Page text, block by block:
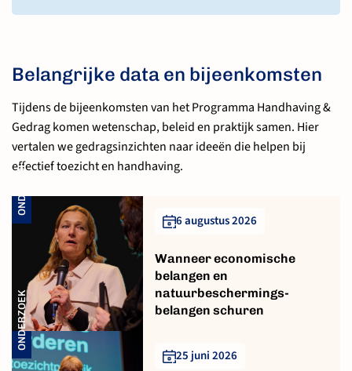
Belangrijke data en bijeenkomsten
Tijdens de bijeenkomsten van het Programma Handhaving &
Gedrag komen wetenschap, beleid en praktijk samen. Hier
vertalen we gedragsinzichten naar ideeën die helpen bij
effectief toezicht en handhaving.
ONDERZOEK
6 augustus 2026
Wanneer economische
belangen en
natuurbeschermings­
belangen schuren
ONDERZOEK
25 juni 2026